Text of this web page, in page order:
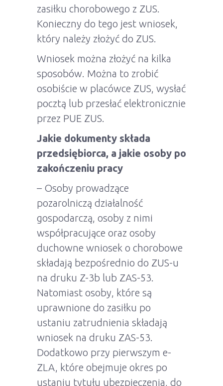
zasiłku chorobowego z ZUS.
Konieczny do tego jest wniosek,
który należy złożyć do ZUS.
Wniosek można złożyć na kilka
sposobów. Można to zrobić
osobiście w placówce ZUS, wysłać
pocztą lub przesłać elektronicznie
przez PUE ZUS.
Jakie dokumenty składa
przedsiębiorca, a jakie osoby po
zakończeniu pracy
– Osoby prowadzące
pozarolniczą działalność
gospodarczą, osoby z nimi
współpracujące oraz osoby
duchowne wniosek o chorobowe
składają bezpośrednio do ZUS-u
na druku Z-3b lub ZAS-53.
Natomiast osoby, które są
uprawnione do zasiłku po
ustaniu zatrudnienia składają
wniosek na druku ZAS-53.
Dodatkowo przy pierwszym e-
ZLA, które obejmuje okres po
ustaniu tytułu ubezpieczenia, do